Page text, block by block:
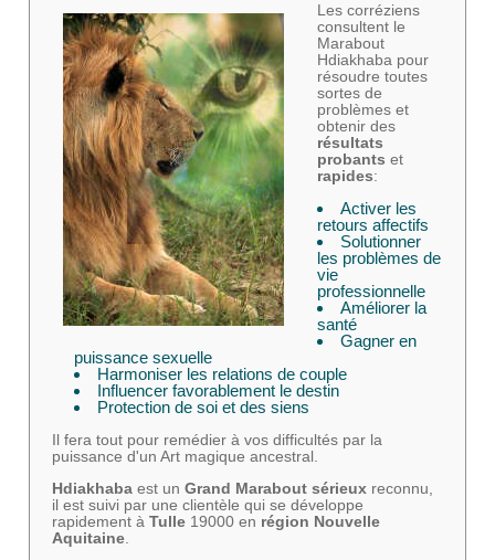
Les corréziens
consultent le
Marabout
Hdiakhaba pour
résoudre toutes
sortes de
problèmes et
obtenir des
résultats
probants et
rapides:
Activer les
retours affectifs
Solutionner
les problèmes de
vie
professionnelle
Améliorer la
santé
Gagner en
puissance sexuelle
Harmoniser les relations de couple
Influencer favorablement le destin
Protection de soi et des siens
Il fera tout pour remédier à vos difficultés par la
puissance d'un Art magique ancestral.
Hdiakhaba est un Grand Marabout sérieuxreconnu,
il est suivi par une clientèle qui se développe
rapidement à Tulle19000 en région Nouvelle
Aquitaine.